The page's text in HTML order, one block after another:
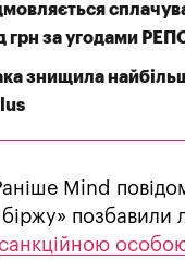
грн за угодами
знищила
Mind
позбавили